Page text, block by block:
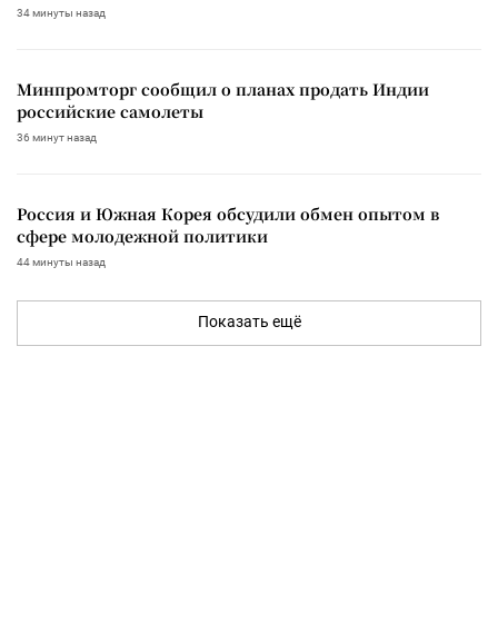
34 минуты назад
Минпромторг сообщил о планах продать Индии
российские самолеты
36 минут назад
Россия и Южная Корея обсудили обмен опытом в
сфере молодежной политики
44 минуты назад
Показать ещё